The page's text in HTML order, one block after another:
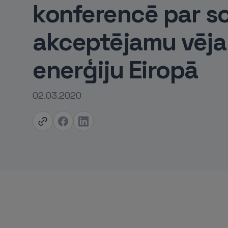
konferencē par
akceptējamu vēja
enerģiju Eiropā
02.03.2020